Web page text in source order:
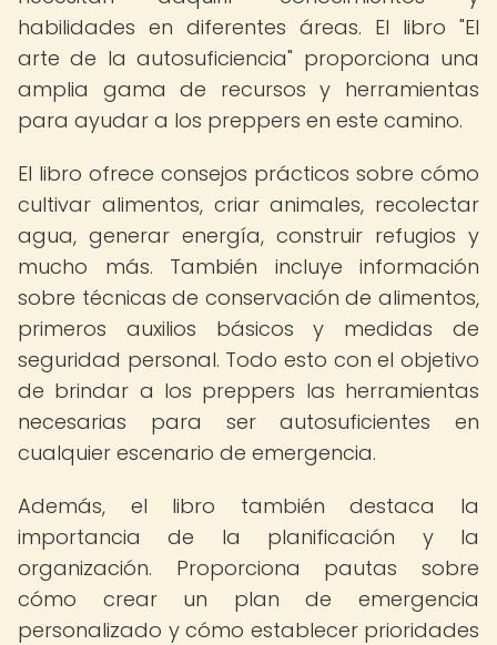
habilidades en diferentes áreas. El libro "El
arte de la autosuficiencia" proporciona una
amplia gama de recursos y herramientas
para ayudar a los preppers en este camino.
El libro ofrece consejos prácticos sobre cómo
cultivar alimentos, criar animales, recolectar
agua, generar energía, construir refugios y
mucho más. También incluye información
sobre técnicas de conservación de alimentos,
primeros auxilios básicos y medidas de
seguridad personal. Todo esto con el objetivo
de brindar a los preppers las herramientas
necesarias para ser autosuficientes en
cualquier escenario de emergencia.
Además, el libro también destaca la
importancia de la planificación y la
organización. Proporciona pautas sobre
cómo crear un plan de emergencia
personalizado y cómo establecer prioridades